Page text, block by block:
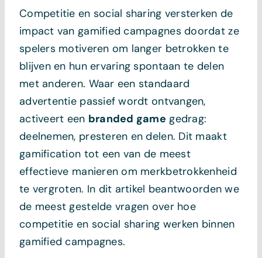
Competitie en social sharing versterken de
impact van gamified campagnes doordat ze
spelers motiveren om langer betrokken te
blijven en hun ervaring spontaan te delen
met anderen. Waar een standaard
advertentie passief wordt ontvangen,
activeert een branded game gedrag:
deelnemen, presteren en delen. Dit maakt
gamification tot een van de meest
effectieve manieren om merkbetrokkenheid
te vergroten. In dit artikel beantwoorden we
de meest gestelde vragen over hoe
competitie en social sharing werken binnen
gamified campagnes.